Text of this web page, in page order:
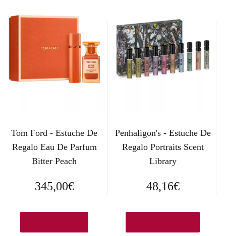
Tom Ford - Estuche De
Regalo Eau De Parfum
Bitter Peach
345,00€
Penhaligon's - Estuche De
Regalo Portraits Scent
Library
48,16€